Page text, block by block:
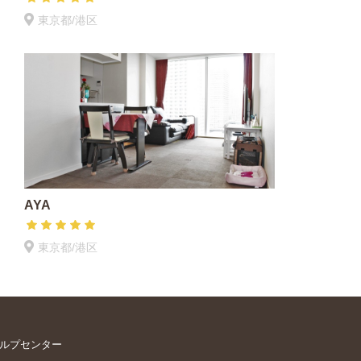
東京都/港区
AYA
東京都/港区
プセンター